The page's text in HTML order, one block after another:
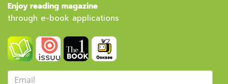
Enjoy reading magazine
through e-book applications